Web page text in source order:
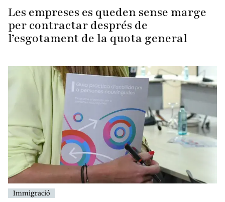
Les empreses es queden sense marge
per contractar després de
l’esgotament de la quota general
Immigració